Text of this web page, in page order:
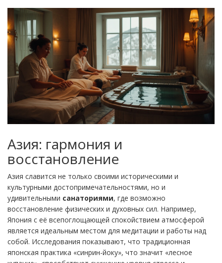
Азия: гармония и
восстановление
Азия славится не только своими историческими и
культурными достопримечательностями, но и
удивительными санаториями, где возможно
восстановление физических и духовных сил. Например,
Япония с её всепоглощающей спокойствием атмосферой
является идеальным местом для медитации и работы над
собой. Исследования показывают, что традиционная
японская практика «синрин-йоку», что значит «лесное